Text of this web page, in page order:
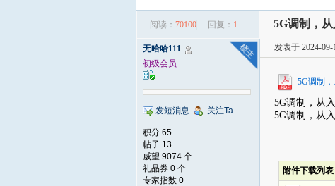
阅读： 70100 回复： 1 5G调制，
无哈哈111
初级会员
发短消息 关注Ta
积分 65
帖子 13
威望 9074 个
礼品券 0 个
专家指数 0
发表于 2024-09-
5G调制
5G调制，从
5G调制，从
附件下载列表